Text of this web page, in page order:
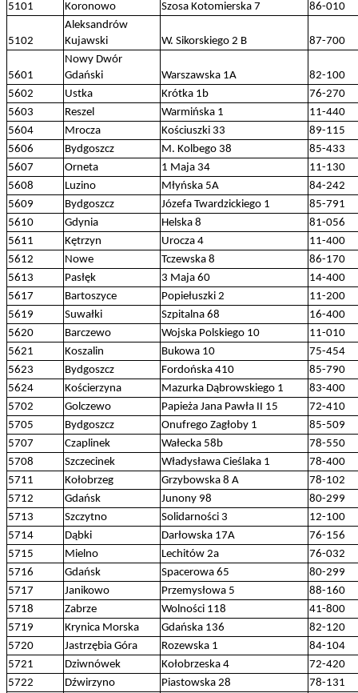
5101
Koronowo Szosa Kotomierska 7 86-010
5102
Aleksandrów
Kujawski
W. Sikorskiego 2 B 87-700
5601
Nowy Dwór
Gdański
Warszawska 1A
82-100
5602
Ustka Krótka 1b
76-270
5603
Reszel Warmińska 1
11-440
5604
Mrocza Kościuszki 33
89-115
5606
Bydgoszcz M. Kolbego 38
85-433
5607
Orneta 1 Maja 34
11-130
5608
Luzino Młyńska 5A
84-242
5609
Bydgoszcz Józefa Twardzickiego 1
85-791
5610
Gdynia Helska 8
81-056
5611
Kętrzyn Urocza 4
11-400
5612
Nowe Tczewska 8
86-170
5613
Pasłęk 3 Maja 60
14-400
5617
Bartoszyce Popiełuszki 2
11-200
5619
Suwałki Szpitalna 68
16-400
5620
Barczewo Wojska Polskiego 10
11-010
5621
Koszalin Bukowa 10
75-454
5623
Bydgoszcz Fordońska 410
85-790
5624
Kościerzyna Mazurka Dąbrowskiego 1
83-400
5702
Golczewo Papieża Jana Pawła II 15
72-410
5705
Bydgoszcz Onufrego Zagłoby 1
85-509
5707
Czaplinek Wałecka 58b
78-550
5708
Szczecinek Władysława Cieślaka 1
78-400
5711
Kołobrzeg Grzybowska 8 A
78-102
5712
Gdańsk Junony 98
80-299
5713
Szczytno Solidarności 3
12-100
5714
Dąbki Darłowska 17A
76-156
5715
Mielno Lechitów 2a
76-032
5716
Gdańsk Spacerowa 65
80-299
5717
Janikowo Przemysłowa 5
88-160
5718
Zabrze Wolności 118
41-800
5719
Krynica Morska Gdańska 136
82-120
5720
Jastrzębia Góra Rozewska 1
84-104
5721
Dziwnówek Kołobrzeska 4
72-420
5722
Dźwirzyno Piastowska 28 78-131